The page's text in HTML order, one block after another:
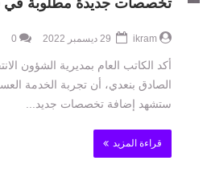
تخصصات جديدة مطلوبة
ikram
0
أكد الكاتب العام بمديرية الشؤون
ستشهد إضافة تخصصات جديد...
قراءة المزيد